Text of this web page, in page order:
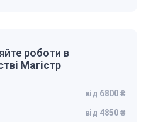
роботи в
Магістр
від 6800 ₴
від 4850 ₴